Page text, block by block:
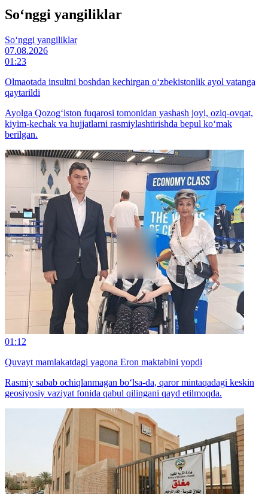
So‘nggi yangiliklar
So‘nggi yangiliklar
07.08.2026
01:23
Olmaotada insultni boshdan kechirgan o‘zbekistonlik ayol vatanga
qaytarildi
Ayolga Qozog‘iston fuqarosi tomonidan yashash joyi, oziq-ovqat,
kiyim-kechak va hujjatlarni rasmiylashtirishda bepul ko‘mak
berilgan.
01:12
Quvayt mamlakatdagi yagona Eron maktabini yopdi
Rasmiy sabab ochiqlanmagan bo‘lsa-da, qaror mintaqadagi keskin
geosiyosiy vaziyat fonida qabul qilingani qayd etilmoqda.